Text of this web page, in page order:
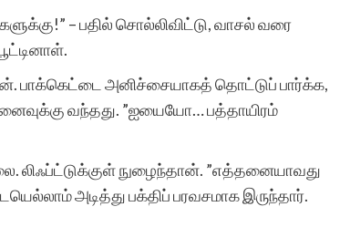
– பதில் சொல்லிவிட்டு, வாசல் வரை
பாக்கெட்டை அனிச்சையாகத் தொட்டுப் பார்க்க,
வந்தது. ”ஐயையோ… பத்தாயிரம்
லிஃப்ட்டுக்குள் நுழைந்தான். ”எத்தனையாவது
அடித்து பக்திப் பரவசமாக இருந்தார்.
உங்கள் தளத்தை
வந்தடைந்து என்
கதைகளை அங்கு
கண்டேன். உங்கள்